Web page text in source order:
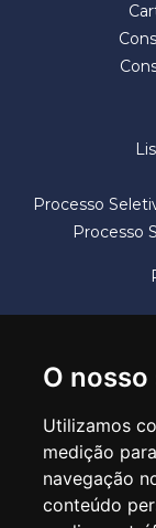
O
Utilizamos
medição
navegação
conteúdo
Processo
Processo